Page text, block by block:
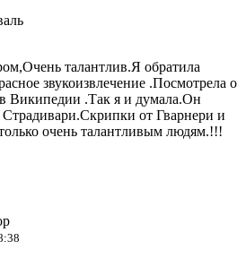
талантлив.Я обратила
звукоизвлечение .Посмотрела о
Википедии .Так я и думала.Он
Страдивари.Скрипки от Гварнери и
очень талантливым людям.!!!